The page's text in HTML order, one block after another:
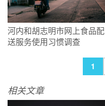
河内和胡志明市网上食品配
送服务使用习惯调查
1
相关文章